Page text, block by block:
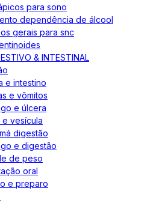
para sono
dependência de álcool
gerais para snc
& INTESTINAL
e intestino
e vômitos
e úlcera
e vesícula
digestão
e digestão
de peso
oral
e preparo